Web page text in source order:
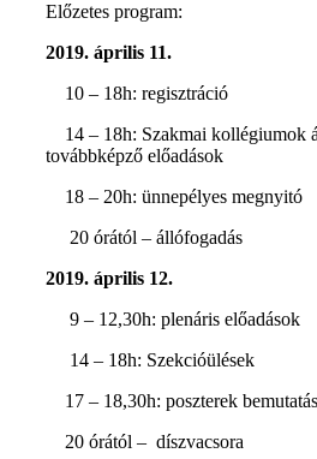
Előzetes program:
2019. április 11.
10 – 18h: regisztráció
14 – 18h: Szakmai kollégiumok
továbbképző előadások
18 – 20h: ünnepélyes megnyitó
20 órától – állófogadás
2019. április 12.
9 – 12,30h: plenáris előadások
14 – 18h: Szekcióülések
17 – 18,30h: poszterek
20 órától – díszvacsora